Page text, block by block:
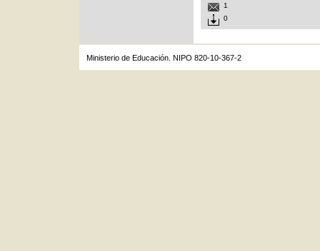
1
0
Ministerio de Educación. NIPO 820-10-367-2